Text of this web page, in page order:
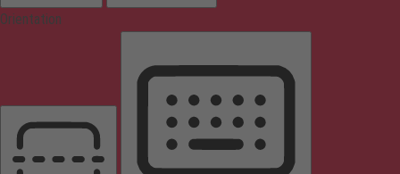
Orientation